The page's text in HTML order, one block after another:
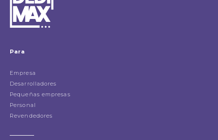
Para
Empresa
Desarrolladores
Pequeñas empresas
Personal
Revendedores